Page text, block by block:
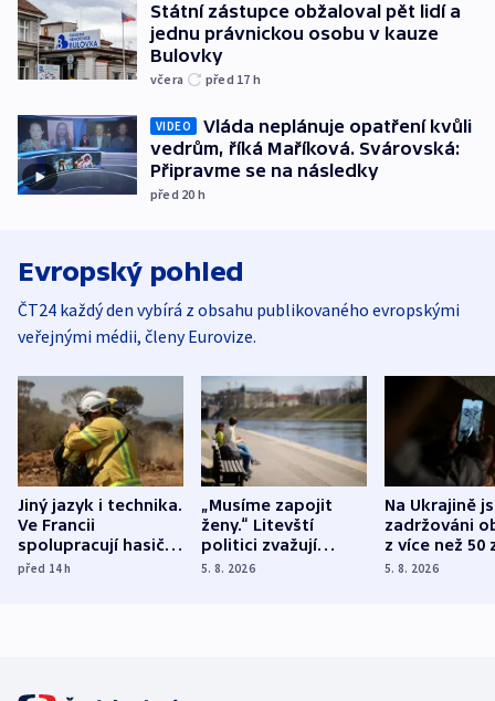
Státní zástupce obžaloval pět lidí a
jednu právnickou osobu v kauze
Bulovky
včera před 17 h
VIDEO
Vláda neplánuje opatření kvůli
vedrům, říká Maříková. Svárovská:
Připravme se na následky
před 20 h
Evropský pohled
ČT24 každý den vybírá z obsahu publikovaného evropskými
veřejnými médii, členy Eurovize.
Jiný jazyk i technika.
Ve Francii
spolupracují hasiči z
různých zemí
před 14h
„Musíme zapojit
ženy.“ Litevští
politici zvažují
dohodu o
5. 8. 2026
Na Ukrajině
zadržováni
z více než 50
Bojovali na
5. 8. 2026